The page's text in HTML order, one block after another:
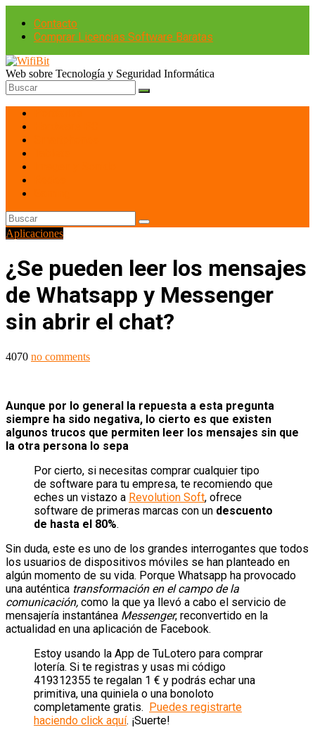
Contacto
Comprar Licencias Software Baratas
Web sobre Tecnología y Seguridad Informática
Aplicaciones
¿Se pueden leer los mensajes
de Whatsapp y Messenger
sin abrir el chat?
4070 no comments
Aunque por lo general la repuesta a esta pregunta
siempre ha sido negativa, lo cierto es que existen
algunos trucos que permiten leer los mensajes sin que
la otra persona lo sepa
Por cierto, si necesitas comprar cualquier tipo
de software para tu empresa, te recomiendo que
eches un vistazo a Revolution Soft, ofrece
software de primeras marcas con un descuento
de hasta el 80%.
Sin duda, este es uno de los grandes interrogantes que todos
los usuarios de dispositivos móviles se han planteado en
algún momento de su vida. Porque Whatsapp ha provocado
una auténtica transformación en el campo de la
comunicación, como la que ya llevó a cabo el servicio de
mensajería instantánea Messenger, reconvertido en la
actualidad en una aplicación de Facebook.
Estoy usando la App de TuLotero para comprar
lotería. Si te registras y usas mi código
419312355 te regalan 1 € y podrás echar una
primitiva, una quiniela o una bonoloto
completamente gratis. Puedes registrarte
haciendo click aquí. ¡Suerte!